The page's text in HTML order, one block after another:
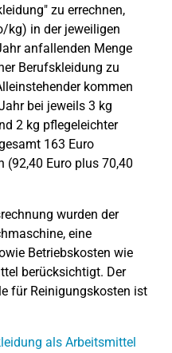
zu errechnen,
kg) in der jeweiligen
anfallenden Menge
Berufskleidung zu
kommen
bei jeweils 3 kg
2 kg pflegeleichter
163 Euro
(92,40 Euro plus 70,40
wurden der
eine
Betriebskosten wie
berücksichtigt. Der
für Reinigungskosten ist
als Arbeitsmittel